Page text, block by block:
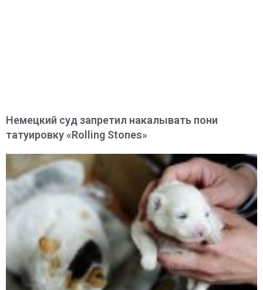
Немецкий суд запретил накалывать пони
татуировку «Rolling Stones»